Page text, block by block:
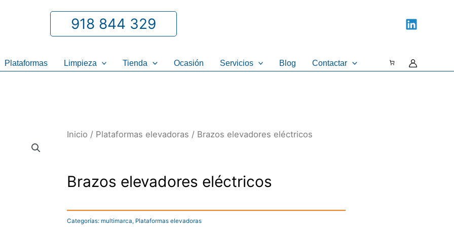
918 844 329
Plataformas Limpieza Tienda Ocasión Servicios Blog Contactar
Inicio / Plataformas elevadoras / Brazos elevadores eléctricos
Brazos elevadores eléctricos
Categorías: multimarca, Plataformas elevadoras